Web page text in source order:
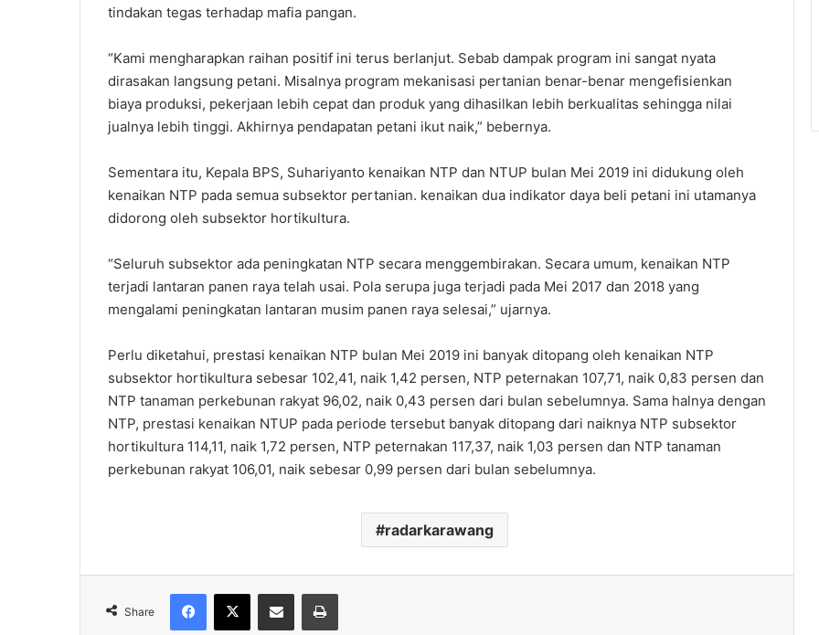
tindakan tegas terhadap mafia pangan.
“Kami mengharapkan raihan positif ini terus berlanjut. Sebab dampak program ini sangat nyata
dirasakan langsung petani. Misalnya program mekanisasi pertanian benar-benar mengefisienkan
biaya produksi, pekerjaan lebih cepat dan produk yang dihasilkan lebih berkualitas sehingga nilai
jualnya lebih tinggi. Akhirnya pendapatan petani ikut naik,” bebernya.
Sementara itu, Kepala BPS, Suhariyanto kenaikan NTP dan NTUP bulan Mei 2019 ini didukung oleh
kenaikan NTP pada semua subsektor pertanian. kenaikan dua indikator daya beli petani ini utamanya
didorong oleh subsektor hortikultura.
“Seluruh subsektor ada peningkatan NTP secara menggembirakan. Secara umum, kenaikan NTP
terjadi lantaran panen raya telah usai. Pola serupa juga terjadi pada Mei 2017 dan 2018 yang
mengalami peningkatan lantaran musim panen raya selesai,” ujarnya.
Perlu diketahui, prestasi kenaikan NTP bulan Mei 2019 ini banyak ditopang oleh kenaikan NTP
subsektor hortikultura sebesar 102,41, naik 1,42 persen, NTP peternakan 107,71, naik 0,83 persen dan
NTP tanaman perkebunan rakyat 96,02, naik 0,43 persen dari bulan sebelumnya. Sama halnya dengan
NTP, prestasi kenaikan NTUP pada periode tersebut banyak ditopang dari naiknya NTP subsektor
hortikultura 114,11, naik 1,72 persen, NTP peternakan 117,37, naik 1,03 persen dan NTP tanaman
perkebunan rakyat 106,01, naik sebesar 0,99 persen dari bulan sebelumnya.
radarkarawang
Share
Facebook
X Share via Email Print